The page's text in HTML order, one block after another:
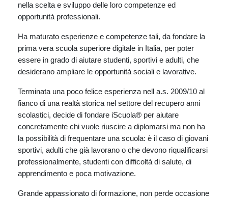
nella scelta e sviluppo delle loro competenze ed
opportunità professionali.
Ha maturato esperienze e competenze tali, da fondare la
prima vera scuola superiore digitale in Italia, per poter
essere in grado di aiutare studenti, sportivi e adulti, che
desiderano ampliare le opportunità sociali e lavorative.
Terminata una poco felice esperienza nell a.s. 2009/10 al
fianco di una realtà storica nel settore del recupero anni
scolastici, decide di fondare iScuola® per aiutare
concretamente chi vuole riuscire a diplomarsi ma non ha
la possibilità di frequentare una scuola: è il caso di giovani
sportivi, adulti che già lavorano o che devono riqualificarsi
professionalmente, studenti con difficoltà di salute, di
apprendimento e poca motivazione.
Grande appassionato di formazione, non perde occasione